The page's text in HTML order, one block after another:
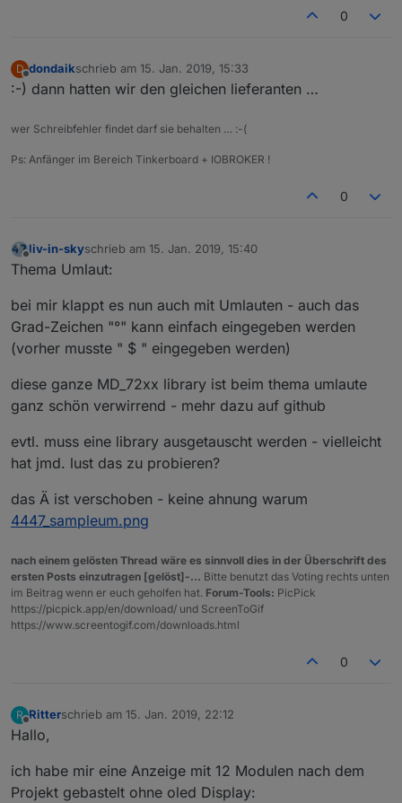
0
D
Offline
dondaikschrieb am 15. Jan. 2019, 15:33
zuletzt editiert von
:-) dann hatten wir den gleichen lieferanten …
wer Schreibfehler findet darf sie behalten … :-(
Ps: Anfänger im Bereich Tinkerboard + IOBROKER !
0
liv-in-skyschrieb am 15. Jan. 2019, 15:40
zuletzt editiert von
Thema Umlaut:
bei mir klappt es nun auch mit Umlauten - auch das
Grad-Zeichen "°" kann einfach eingegeben werden
(vorher musste " $ " eingegeben werden)
diese ganze MD_72xx library ist beim thema umlaute
ganz schön verwirrend - mehr dazu auf github
evtl. muss eine library ausgetauscht werden - vielleicht
hat jmd. lust das zu probieren?
das Ä ist verschoben - keine ahnung warum
4447_sampleum.png
nach einem gelösten Thread wäre es sinnvoll dies in der Überschrift des
ersten Posts einzutragen [gelöst]-... Bitte benutzt das Voting rechts unten
im Beitrag wenn er euch geholfen hat. Forum-Tools: PicPick
https://picpick.app/en/download/ und ScreenToGif
https://www.screentogif.com/downloads.html
0
R
Offline
Ritterschrieb am 15. Jan. 2019, 22:12
zuletzt editiert von
Hallo,
ich habe mir eine Anzeige mit 12 Modulen nach dem
Projekt gebastelt ohne oled Display: